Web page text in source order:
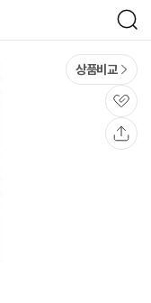
검
색
상품비교
관
심